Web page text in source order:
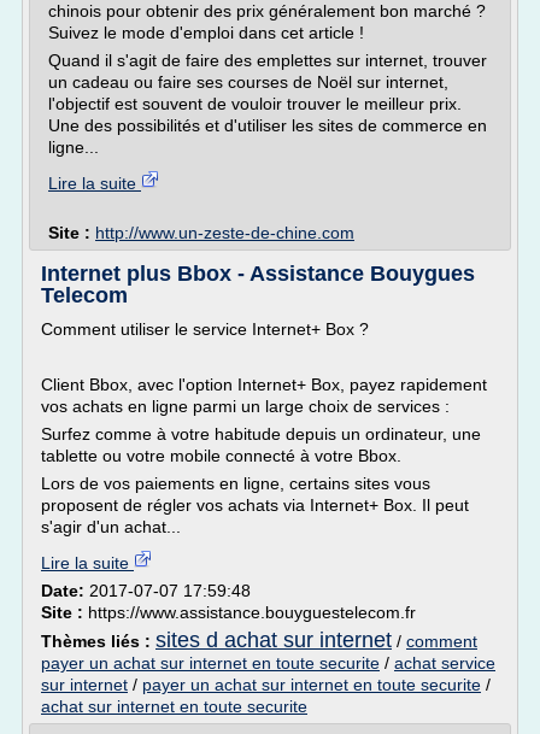
chinois pour obtenir des prix généralement bon marché ?
Suivez le mode d'emploi dans cet article !
Quand il s'agit de faire des emplettes sur internet, trouver
un cadeau ou faire ses courses de Noël sur internet,
l'objectif est souvent de vouloir trouver le meilleur prix.
Une des possibilités et d'utiliser les sites de commerce en
ligne...
Lire la suite
Site : http://www.un-zeste-de-chine.com
Internet plus Bbox - Assistance Bouygues
Telecom
Comment utiliser le service Internet+ Box ?
Client Bbox, avec l'option Internet+ Box, payez rapidement
vos achats en ligne parmi un large choix de services :
Surfez comme à votre habitude depuis un ordinateur, une
tablette ou votre mobile connecté à votre Bbox.
Lors de vos paiements en ligne, certains sites vous
proposent de régler vos achats via Internet+ Box. Il peut
s'agir d'un achat...
Lire la suite
Date: 2017-07-07 17:59:48
Site : https://www.assistance.bouyguestelecom.fr
Thèmes liés : sites d achat sur internet / comment
payer un achat sur internet en toute securite / achat service
sur internet / payer un achat sur internet en toute securite /
achat sur internet en toute securite